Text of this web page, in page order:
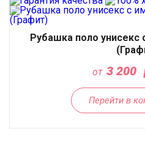
Рубашка поло
от 3 200
Перейти в